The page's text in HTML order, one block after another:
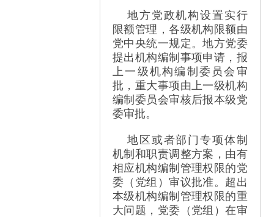
地方党政机构设置实行
限额管理，各级机构限额由
党中央统一规定。地方党委
提出机构编制事项申请，报
上一级机构编制委员会审
批，重大事项由上一级机构
编制委员会审核后报本级党
委审批。
地区或者部门专项体制
机制和职责调整方案，由有
相应机构编制管理权限的党
委（党组）审议批准。超出
本级机构编制管理权限的重
大问题，党委（党组）在审